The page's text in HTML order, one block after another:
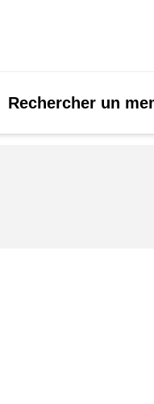
Rechercher un